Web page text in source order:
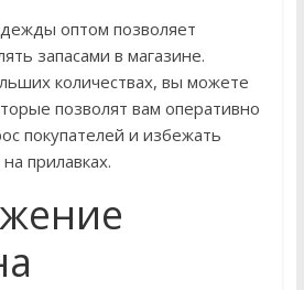
оптом позволяет
запасами в магазине.
количествах, вы можете
позволят вам оперативно
покупателей и избежать
прилавках.